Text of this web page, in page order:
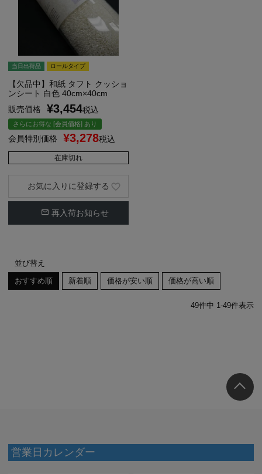
当日出荷品 ロールタイプ
【欠品中】和紙 タフト クッショ
ンシート 白色 40cm×40cm
販売価格
¥3,454税込
さらにお得な [会員価格] あり
会員特別価格 ¥3,278税込
在庫切れ
再入荷お知らせ
お気に入りに登録する
並び替え
おすすめ順
新着順 価格が安い順 価格が高い順
49件中 1-49件表示
営業日カレンダー